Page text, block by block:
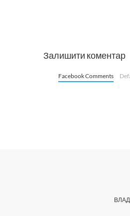
Залишити коментар
Facebook Comments